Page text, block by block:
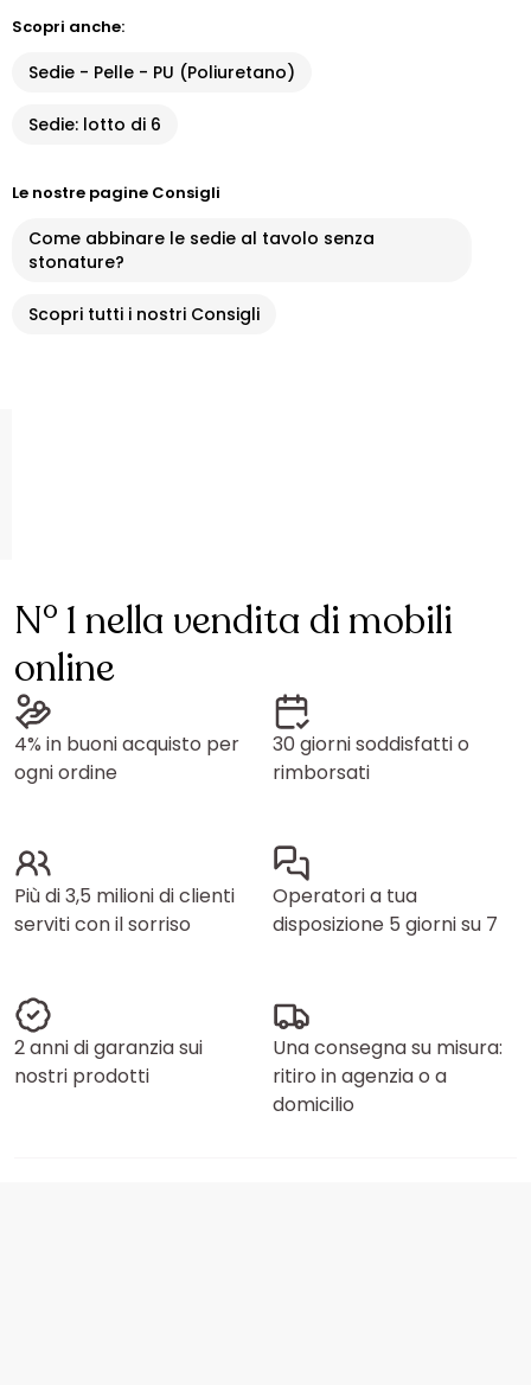
Scopri anche:
Sedie - Pelle - PU (Poliuretano)
Sedie: lotto di 6
Le nostre pagine Consigli
Come abbinare le sedie al tavolo senza
stonature?
Scopri tutti i nostri Consigli
N° 1 nella vendita di mobili
online
4% in buoni acquisto per
ogni ordine
30 giorni soddisfatti o
rimborsati
Più di 3,5 milioni di clienti
serviti con il sorriso
Operatori a tua
disposizione 5 giorni su 7
2 anni di garanzia sui
nostri prodotti
Una consegna su misura:
ritiro in agenzia o a
domicilio